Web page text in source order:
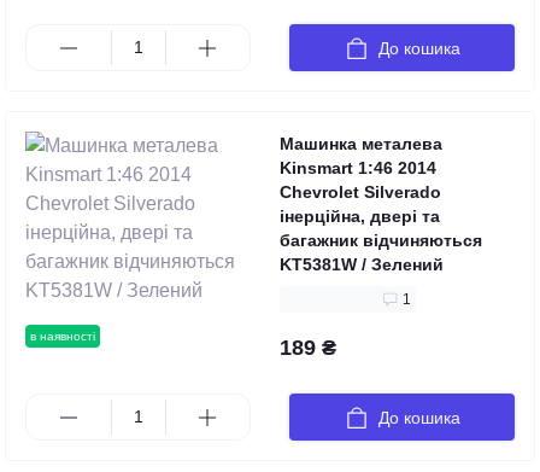
До кошика
в наявності
Машинка металева
Kinsmart 1:46 2014
Chevrolet Silverado
інерційна, двері та
багажник відчиняються
KT5381W / Зелений
1
189 ₴
До кошика